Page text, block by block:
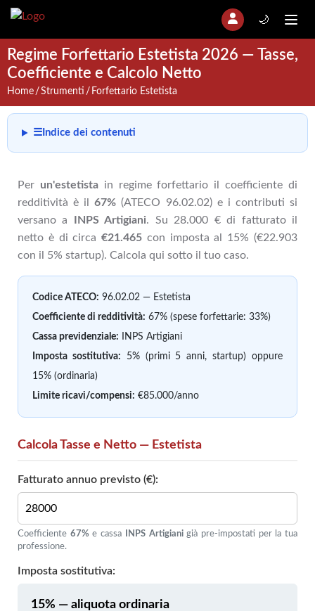
🌙
Regime Forfettario Estetista 2026 — Tasse,
Coefficiente e Calcolo Netto
Home Strumenti Forfettario Estetista
☰ Indice dei contenuti
Per un'estetistain regime forfettario il coefficiente di
redditività è il67% (ATECO 96.02.02) e i contributi si
versano a
INPS Artigiani. Su 28.000 € di fatturato il
netto è di circa€21.465 con imposta al 15% (€22.903
con il 5% startup). Calcola qui sotto il tuo caso.
Codice ATECO: 96.02.02 — Estetista
Coefficiente di redditività: 67% (spese forfettarie: 33%)
Cassa previdenziale: INPS Artigiani
Imposta sostitutiva: 5% (primi 5 anni, startup) oppure
15% (ordinaria)
Limite ricavi/compensi: €85.000/anno
Calcola Tasse e Netto — Estetista
Fatturato annuo previsto (€):
Coefficiente 67% e cassa INPS Artigianigià pre-impostati per la tua
professione.
Imposta sostitutiva: